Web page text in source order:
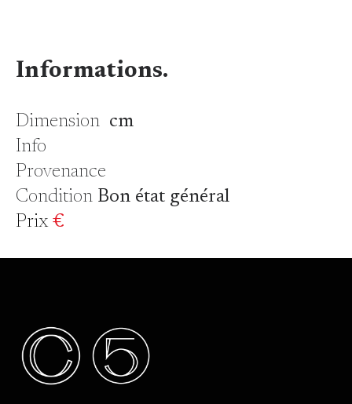
Informations.
Dimensioncm
Info
Provenance
Condition Bon état général
Prix€